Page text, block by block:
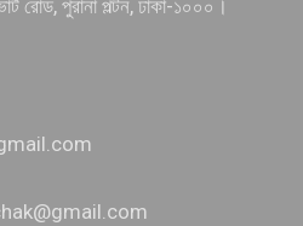
রোড, পুরানা পল্টন, ঢাকা-১০০০।